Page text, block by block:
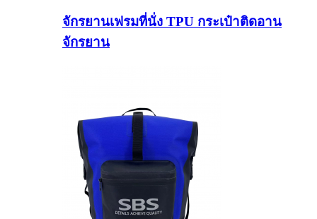
จักรยานเฟรมที่นั่ง TPU กระเป๋าติดอาน
จักรยาน